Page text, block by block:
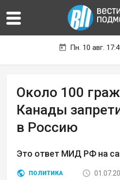
Пн. 10 авг.
Около 100
Канады
в Россию
Это ответ МИД РФ на
ПОЛИТИКА